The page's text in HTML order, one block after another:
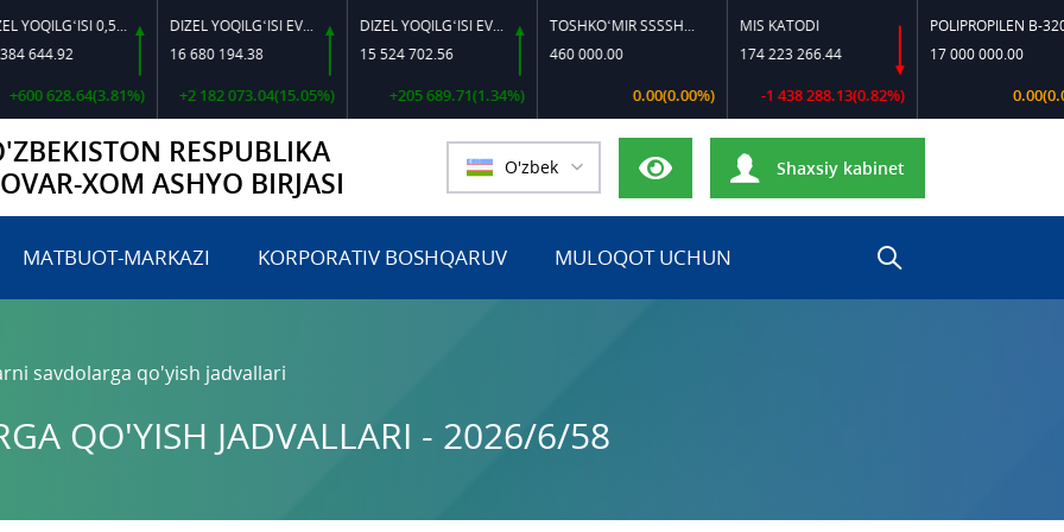
DIZEL YOQILG‘ISI 0,5-40
628.64(3.81%)
DIZEL YOQILG‘ISI EVRO L-K-4
16 680 194.38
+2 182 073.04(15.05%)
DIZEL YOQILG‘ISI EVRO-L II K-4 SSDF
15 524 702.56
+205 689.71(1.34%)
TOSHKO‘MIR SSSSH-13
460 000.00
0.00(0.00%)
MIS KATODI
174 223 266.44
-1 438 288.13(0.82%)
POLIPROPILEN B-320
17 000 000.00
0.00(0.00%)
RESPUBLIKA
XOM ASHYO BIRJASI
O'zbek Shaxsiy kabinet
MATBUOT-MARKAZI KORPORATIV BOSHQARUV MULOQOT UCHUN
savdolarga qo'yish jadvallari
QO'YISH JADVALLARI - 2026/6/58